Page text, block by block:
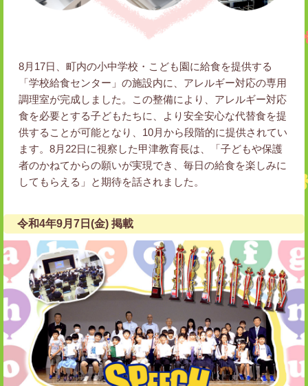
8月17日、町内の小中学校・こども園に給食を提供する
「学校給食センター」の施設内に、アレルギー対応の専用
調理室が完成しました。この整備により、アレルギー対応
食を必要とする子どもたちに、より安全安心な代替食を提
供することが可能となり、10月から段階的に提供されてい
ます。8月22日に視察した甲津教育長は、「子どもや保護
者のかねてからの願いが実現でき、毎日の給食を楽しみに
してもらえる」と期待を話されました。
令和4年9月7日(金) 掲載